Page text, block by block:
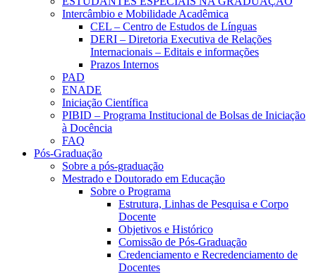
Intercâmbio e Mobilidade Acadêmica
CEL – Centro de Estudos de Línguas
DERI – Diretoria Executiva de Relações
Internacionais – Editais e informações
Prazos Internos
PAD
ENADE
Iniciação Científica
PIBID – Programa Institucional de Bolsas de Iniciação
à Docência
FAQ
Pós-Graduação
Sobre a pós-graduação
Mestrado e Doutorado em Educação
Sobre o Programa
Estrutura, Linhas de Pesquisa e Corpo
Docente
Objetivos e Histórico
Comissão de Pós-Graduação
Credenciamento e Recredenciamento de
Docentes